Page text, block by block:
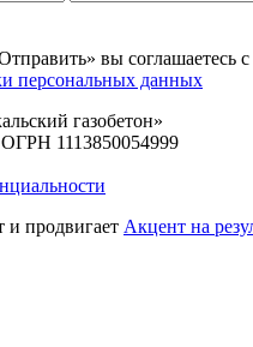
вы соглашаетесь
персональных данных
газобетон»
1113850054999
и продвигает Акцент на